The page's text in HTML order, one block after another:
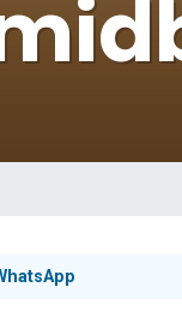
sur Zoom
pour Diane, 80 ans,